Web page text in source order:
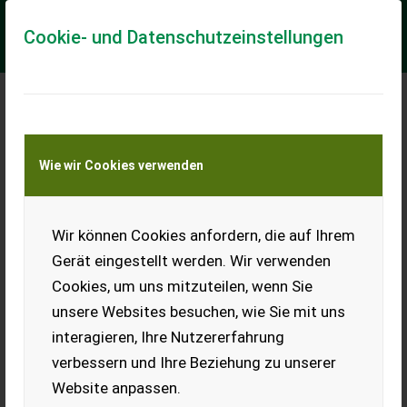
Cookie- und Datenschutzeinstellungen
Wie wir Cookies verwenden
Wir können Cookies anfordern, die auf Ihrem
Gerät eingestellt werden. Wir verwenden
Cookies, um uns mitzuteilen, wenn Sie
unsere Websites besuchen, wie Sie mit uns
interagieren, Ihre Nutzererfahrung
verbessern und Ihre Beziehung zu unserer
Website anpassen.
Meine Transportkostenanfrage
Transport von Land- und Baumaschinen –
KEINE Tiertransporte
Seitenschieber
Stapler
Verkaufe 130 cm
Seitenschieber, Maße siehe
Fotos. War auf einem 3 t
Stapler montiert.
EUR 0